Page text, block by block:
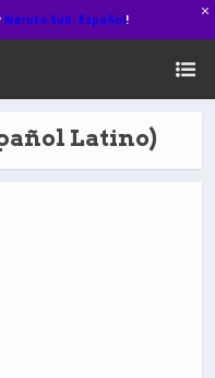
Naruto Sub. Español!
Latino)